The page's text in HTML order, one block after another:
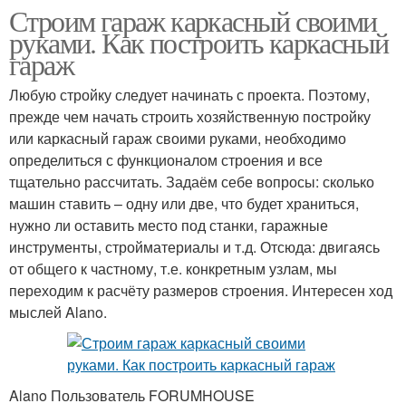
Строим гараж каркасный своими
руками. Как построить каркасный
гараж
Любую стройку следует начинать с проекта. Поэтому,
прежде чем начать строить хозяйственную постройку
или каркасный гараж своими руками, необходимо
определиться с функционалом строения и все
тщательно рассчитать. Задаём себе вопросы: сколько
машин ставить – одну или две, что будет храниться,
нужно ли оставить место под станки, гаражные
инструменты, стройматериалы и т.д. Отсюда: двигаясь
от общего к частному, т.е. конкретным узлам, мы
переходим к расчёту размеров строения. Интересен ход
мыслей Alano.
Alano Пользователь FORUMHOUSE